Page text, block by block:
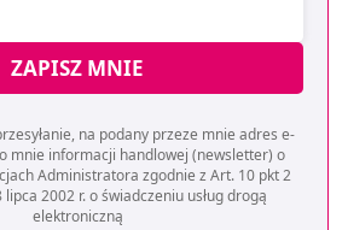
ZAPISZ MNIE
na podany przeze mnie adres e-
mnie informacji handlowej (newsletter) o
Administratora zgodnie z Art. 10 pkt 2
2002 r. o świadczeniu usług drogą
elektroniczną